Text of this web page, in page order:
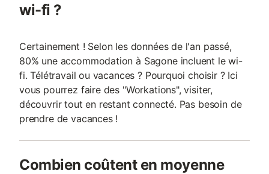
wi-fi ?
Certainement ! Selon les données de l'an passé,
80% une accommodation à Sagone incluent le wi-
fi. Télétravail ou vacances ? Pourquoi choisir ? Ici
vous pourrez faire des "Workations", visiter,
découvrir tout en restant connecté. Pas besoin de
prendre de vacances !
Combien coûtent en moyenne